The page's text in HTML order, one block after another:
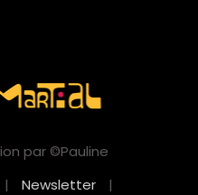
par ©Pauline
| Newsletter
|